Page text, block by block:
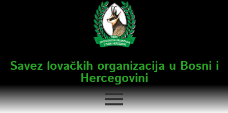
Savez lovačkih organizacija u Bosni i
Hercegovini